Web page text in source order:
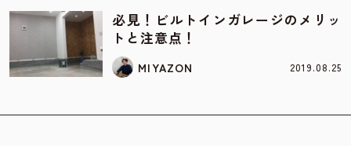
必見！ビルトインガレージのメリッ
トと注意点！
MIYAZON 2019.08.25